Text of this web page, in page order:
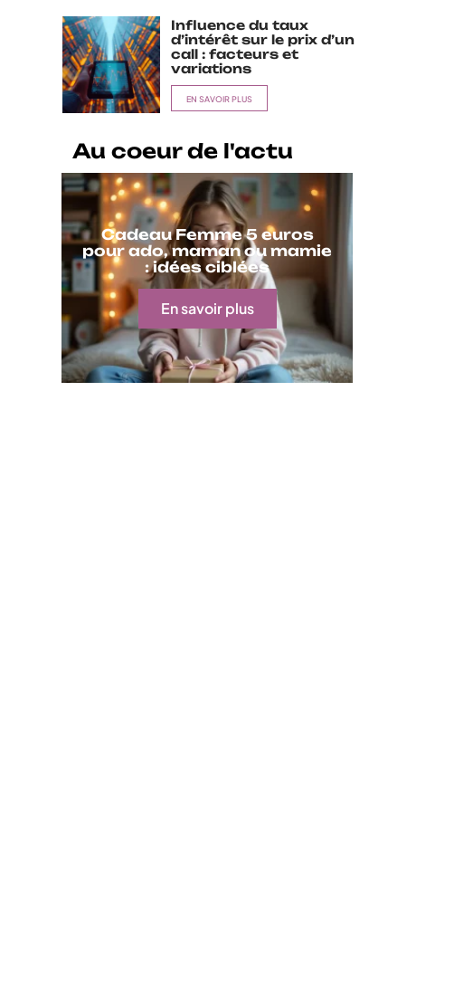
Influence du taux
d’intérêt sur le prix d’un
call : facteurs et
variations
EN SAVOIR PLUS
Au coeur de l'actu
Cadeau Femme 5 euros
pour ado, maman ou mamie
: idées ciblées
En savoir plus